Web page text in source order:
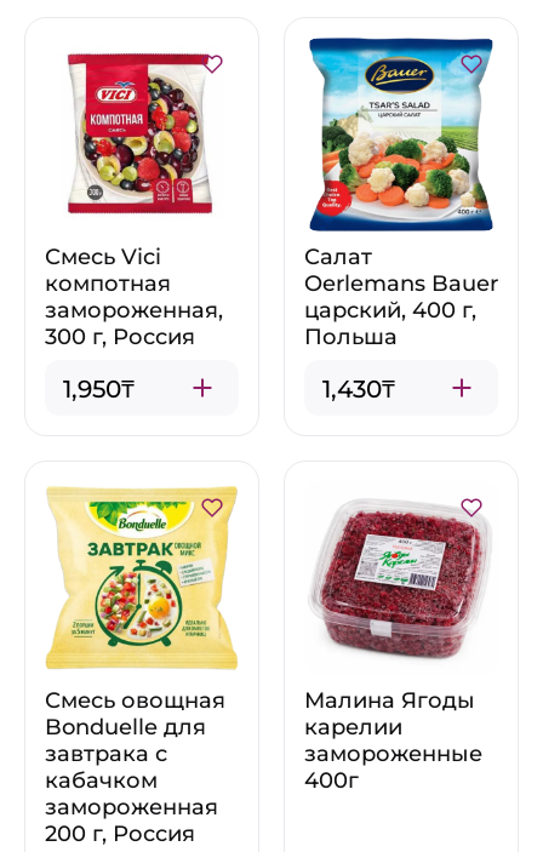
Смесь Vici
компотная
замороженная,
300 г, Россия
1,950₸
Салат
Oerlemans Bauer
царский, 400 г,
Польша
1,430₸
Смесь овощная
Bonduelle для
завтрака с
кабачком
замороженная
200 г, Россия
Малина Ягоды
карелии
замороженные
400г